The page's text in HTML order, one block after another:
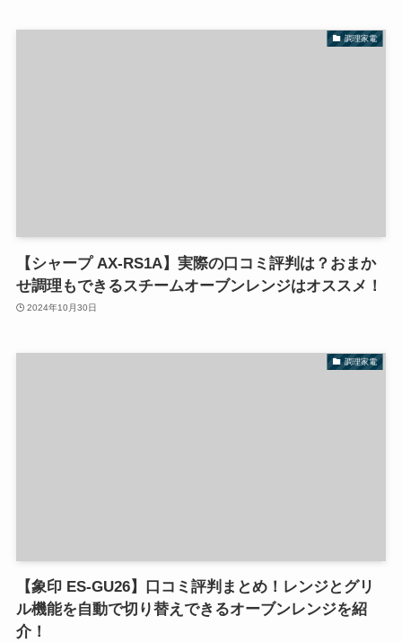
調理家電
【シャープ AX-RS1A】実際の口コミ評判は？おまか
せ調理もできるスチームオーブンレンジはオススメ！
2024年10月30日
調理家電
【象印 ES-GU26】口コミ評判まとめ！レンジとグリ
ル機能を自動で切り替えできるオーブンレンジを紹
介！